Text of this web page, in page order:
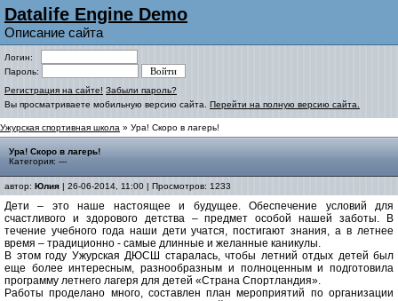
Datalife Engine Demo
Описание сайта
Логин:
Пароль:
Регистрация на сайте! Забыли пароль?
Вы просматриваете мобильную версию сайта. Перейти на полную версию сайта.
Ужурская спортивная школа » Ура! Скоро в лагерь!
Ура! Скоро в лагерь!
Категория: ---
автор: Юлия | 26-06-2014, 11:00 | Просмотров: 1233
Дети – это наше настоящее и будущее. Обеспечение условий для
счастливого и здорового детства – предмет особой нашей заботы. В
течение учебного года наши дети учатся, постигают знания, а в летнее
время – традиционно - самые длинные и желанные каникулы.
В этом году Ужурская ДЮСШ старалась, чтобы летний отдых детей был
еще более интересным, разнообразным и полноценным и подготовила
программу летнего лагеря для детей «Страна Спортландия».
Работы проделано много, составлен план мероприятий по организации